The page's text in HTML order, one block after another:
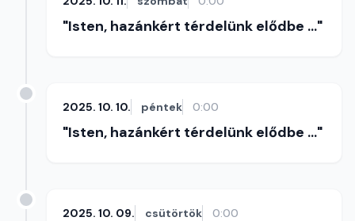
"Isten, hazánkért térdelünk elődbe ..."
2025. 10. 10. péntek 0:00
"Isten, hazánkért térdelünk elődbe ..."
2025. 10. 09. csütörtök 0:00